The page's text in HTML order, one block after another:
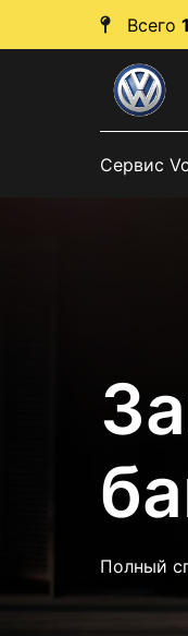
Всего
Сервис
Полный